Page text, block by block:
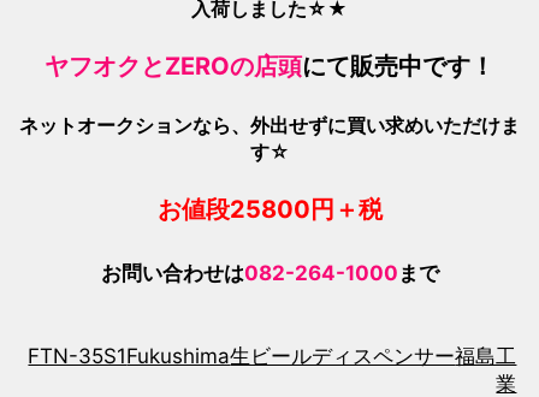
入荷しました☆★
ヤフオクとZEROの店頭にて販売中です！
ネットオークションなら、外出せずに買い求めいただけま
す☆
お値段25800 円＋税
お問い合わせは082-264-1000 まで
FTN-35S1Fukushima生ビールディスペンサー福島工
業